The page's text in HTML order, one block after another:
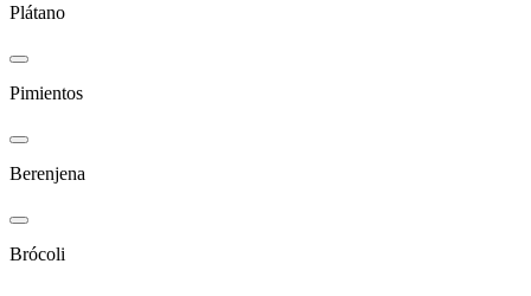
Plátano
Pimientos
Berenjena
Brócoli